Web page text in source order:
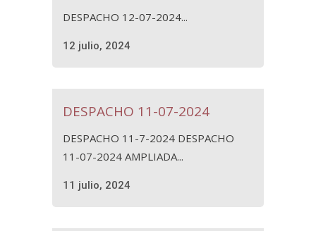
DESPACHO 12-07-2024...
12 julio, 2024
DESPACHO 11-07-2024
DESPACHO 11-7-2024 DESPACHO
11-07-2024 AMPLIADA...
11 julio, 2024